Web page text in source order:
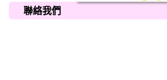
聯絡我們